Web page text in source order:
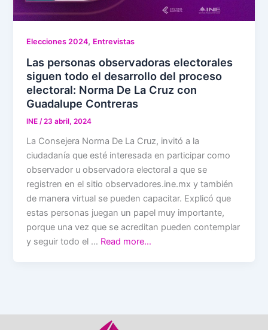
Elecciones 2024, Entrevistas
Las personas observadoras electorales
siguen todo el desarrollo del proceso
electoral: Norma De La Cruz con
Guadalupe Contreras
INE/23 abril, 2024
La Consejera Norma De La Cruz, invitó a la
ciudadanía que esté interesada en participar como
observador u observadora electoral a que se
registren en el sitio observadores.ine.mx y también
de manera virtual se pueden capacitar. Explicó que
estas personas juegan un papel muy importante,
porque una vez que se acreditan pueden contemplar
y seguir todo el … Read more…